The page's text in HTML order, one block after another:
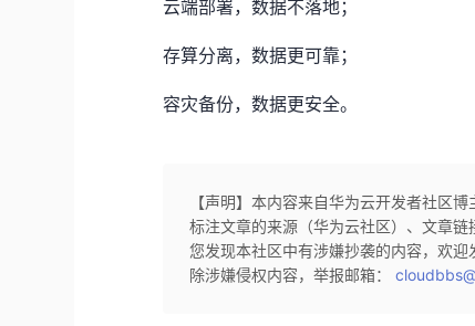
云端部署，数据不落地；
存算分离，数据更可靠；
容灾备份，数据更安全。
【声明】本内容来自华为云开发者社区
标注文章的来源（华为云社区）、文章
您发现本社区中有涉嫌抄袭的内容，欢
除涉嫌侵权内容，举报邮箱：